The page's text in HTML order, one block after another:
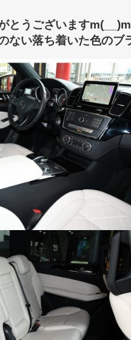
とうございますm(__)m
ない落ち着いた色のブ